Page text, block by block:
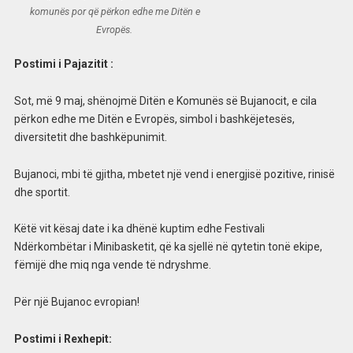
komunës por që përkon edhe me Ditën e
Evropës.
Postimi i Pajazitit :
Sot, më 9 maj, shënojmë Ditën e Komunës së Bujanocit, e cila
përkon edhe me Ditën e Evropës, simbol i bashkëjetesës,
diversitetit dhe bashkëpunimit.
Bujanoci, mbi të gjitha, mbetet një vend i energjisë pozitive, rinisë
dhe sportit.
Këtë vit kësaj date i ka dhënë kuptim edhe Festivali
Ndërkombëtar i Minibasketit, që ka sjellë në qytetin tonë ekipe,
fëmijë dhe miq nga vende të ndryshme.
Për një Bujanoc evropian!
Postimi i Rexhepit: